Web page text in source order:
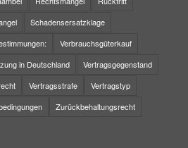
Schadensersatzklage
Verbrauchsgüterkauf
in Deutschland
Vertragsgegenstand
Vertragsstrafe
Vertragstyp
Zurückbehaltungsrecht